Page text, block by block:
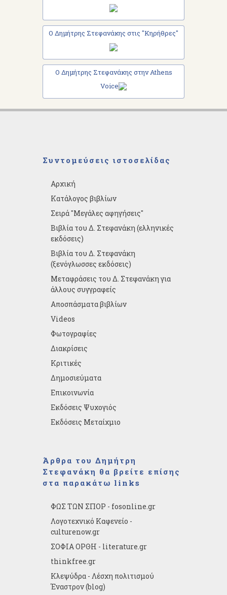
Ο Δημήτρης Στεφανάκης στις "Κηρήθρες"
Ο Δημήτρης Στεφανάκης στην Athens
Voice
Συντομεύσεις ιστοσελίδας
Αρχική
Κατάλογος βιβλίων
Σειρά "Μεγάλες αφηγήσεις"
Βιβλία του Δ. Στεφανάκη (ελληνικές
εκδόσεις)
Βιβλία του Δ. Στεφανάκη
(ξενόγλωσσες εκδόσεις)
Μεταφράσεις του Δ. Στεφανάκη για
άλλους συγγραφείς
Αποσπάσματα βιβλίων
Videos
Φωτογραφίες
Διακρίσεις
Κριτικές
Δημοσιεύματα
Επικοινωνία
Εκδόσεις Ψυχογιός
Εκδόσεις Μεταίχμιο
Άρθρα του Δημήτρη
Στεφανάκη θα βρείτε επίσης
στα παρακάτω links
ΦΩΣ ΤΩΝ ΣΠΟΡ - fosonline.gr
Λογοτεχνικό Καφενείο -
culturenow.gr
ΣΟΦΙΑ ΟΡΘΗ - literature.gr
thinkfree.gr
Κλεψύδρα - Λέσχη πολιτισμού
Έναστρον (blog)